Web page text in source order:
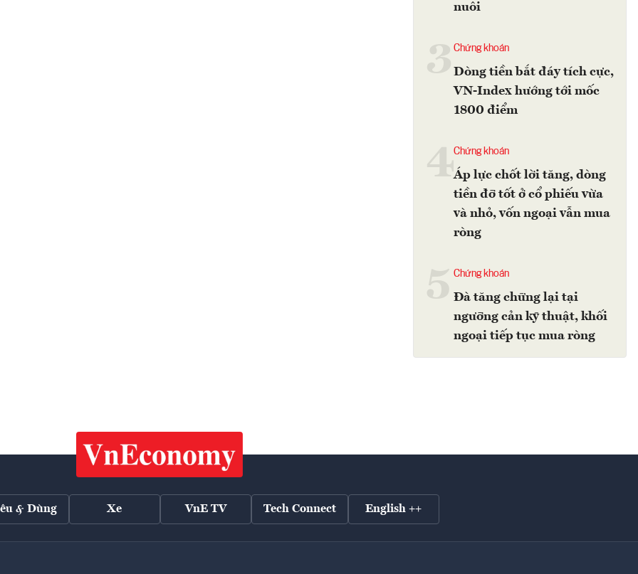
nuôi
Chứng khoán
Dòng tiền bắt đáy tích cực,
VN-Index hướng tới mốc
1800 điểm
4Chứng khoán
Áp lực chốt lời tăng, dòng
tiền đỡ tốt ở cổ phiếu vừa
và nhỏ, vốn ngoại vẫn mua
ròng
Chứng khoán
Đà tăng chững lại tại
ngưỡng cản kỹ thuật, khối
ngoại tiếp tục mua ròng
& Dùng Xe VnE TV Tech Connect English ++